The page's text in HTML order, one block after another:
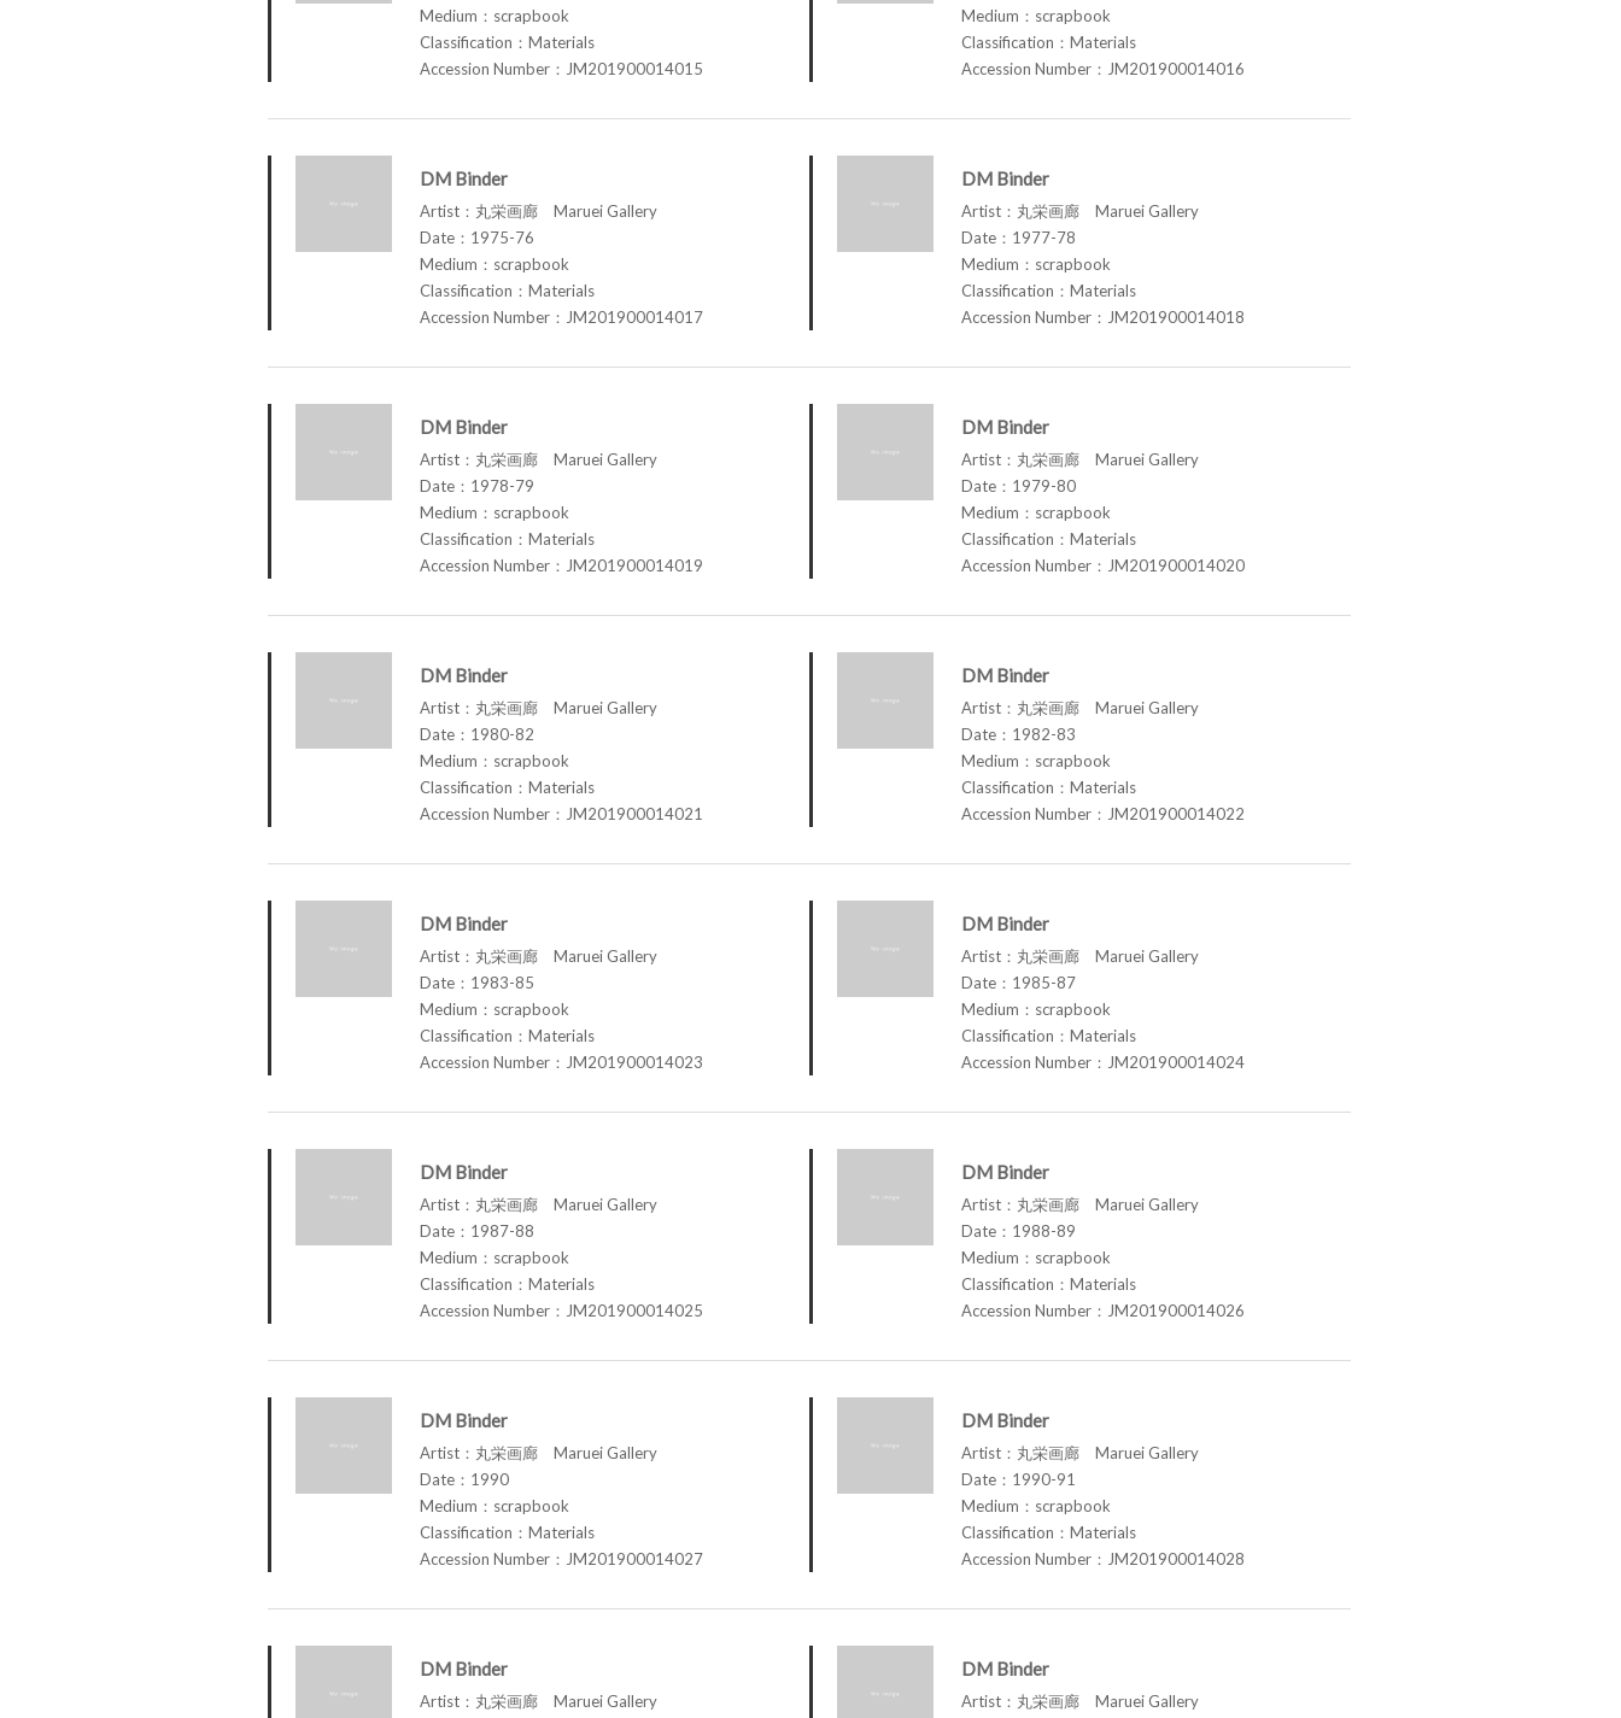
Medium：scrapbook
Classification：Materials
Accession Number：JM201900014015
Medium：scrapbook
Classification：Materials
Accession Number：JM201900014016
DM Binder
Artist：丸栄画廊 Maruei Gallery
Date：1975-76
Medium：scrapbook
Classification：Materials
Accession Number：JM201900014017
DM Binder
Artist：丸栄画廊 Maruei Gallery
Date：1977-78
Medium：scrapbook
Classification：Materials
Accession Number：JM201900014018
DM Binder
Artist：丸栄画廊 Maruei Gallery
Date：1978-79
Medium：scrapbook
Classification：Materials
Accession Number：JM201900014019
DM Binder
Artist：丸栄画廊 Maruei Gallery
Date：1979-80
Medium：scrapbook
Classification：Materials
Accession Number：JM201900014020
DM Binder
Artist：丸栄画廊 Maruei Gallery
Date：1980-82
Medium：scrapbook
Classification：Materials
Accession Number：JM201900014021
DM Binder
Artist：丸栄画廊 Maruei Gallery
Date：1982-83
Medium：scrapbook
Classification：Materials
Accession Number：JM201900014022
DM Binder
Artist：丸栄画廊 Maruei Gallery
Date：1983-85
Medium：scrapbook
Classification：Materials
Accession Number：JM201900014023
DM Binder
Artist：丸栄画廊 Maruei Gallery
Date：1985-87
Medium：scrapbook
Classification：Materials
Accession Number：JM201900014024
DM Binder
Artist：丸栄画廊 Maruei Gallery
Date：1987-88
Medium：scrapbook
Classification：Materials
Accession Number：JM201900014025
DM Binder
Artist：丸栄画廊 Maruei Gallery
Date：1988-89
Medium：scrapbook
Classification：Materials
Accession Number：JM201900014026
DM Binder
Artist：丸栄画廊 Maruei Gallery
Date：1990
Medium：scrapbook
Classification：Materials
Accession Number：JM201900014027
DM Binder
Artist：丸栄画廊 Maruei Gallery
Date：1990-91
Medium：scrapbook
Classification：Materials
Accession Number：JM201900014028
DM Binder
Artist：丸栄画廊 Maruei Gallery
DM Binder
Artist：丸栄画廊 Maruei Gallery